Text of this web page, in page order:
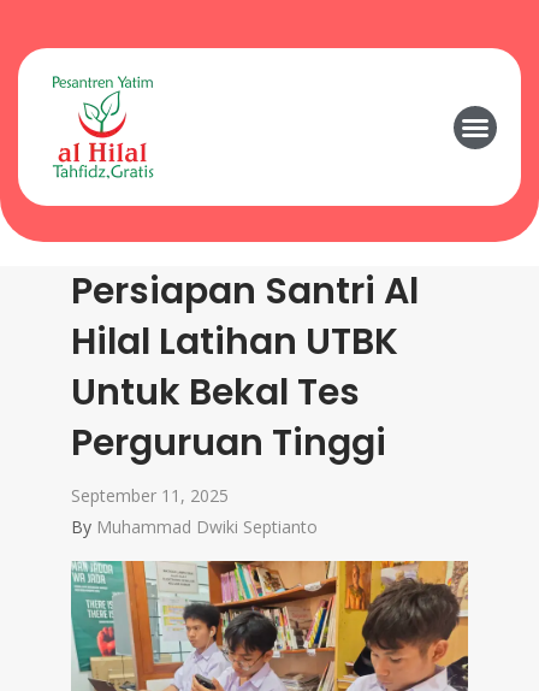
Persiapan Santri Al
Hilal Latihan UTBK
Untuk Bekal Tes
Perguruan Tinggi
September 11, 2025
By Muhammad Dwiki Septianto